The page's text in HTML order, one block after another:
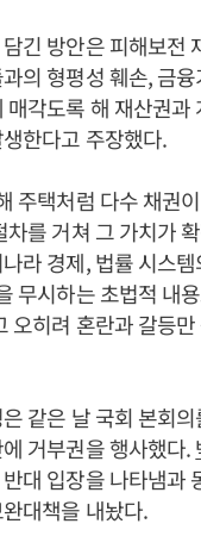
긴 방안은 피해보전
의 형평성 훼손, 금
매각도록 해 재산권과
한다고 주장했다.
주택처럼 다수 채권
차를 거쳐 그 가치가
라 경제, 법률 시스
무시하는 초법적 내
오히려 혼란과 갈등
같은 날 국회 본회
거부권을 행사했다.
대 입장을 나타냄과
대책을 내놨다.